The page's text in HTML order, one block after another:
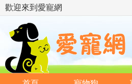
歡迎來到愛寵網